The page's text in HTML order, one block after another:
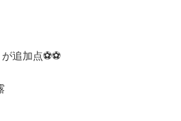
が追加点⚽⚽